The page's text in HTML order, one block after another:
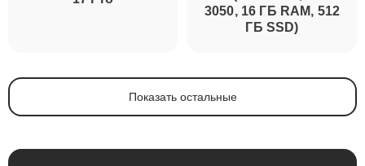
SE (i5-12450H, RTX
3050, 16 ГБ RAM, 512